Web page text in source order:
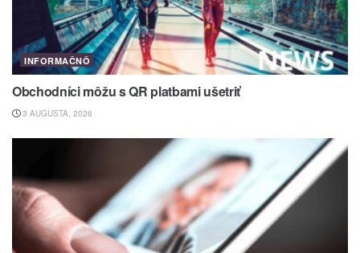
INFORMAČNÔ
Obchodníci môžu s QR platbami ušetriť
3 AUGUSTA, 2026